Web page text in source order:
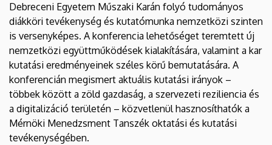
Debreceni Egyetem Műszaki Karán folyó tudományos
diákköri tevékenység és kutatómunka nemzetközi szinten
is versenyképes. A konferencia lehetőséget teremtett új
nemzetközi együttműködések kialakítására, valamint a kar
kutatási eredményeinek széles körű bemutatására. A
konferencián megismert aktuális kutatási irányok –
többek között a zöld gazdaság, a szervezeti reziliencia és
a digitalizáció területén – közvetlenül hasznosíthatók a
Mérnöki Menedzsment Tanszék oktatási és kutatási
tevékenységében.